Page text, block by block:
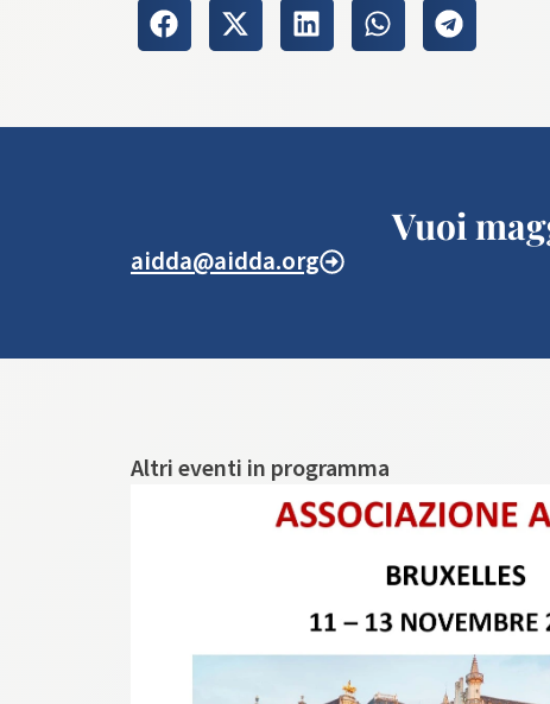
Vuoi
aidda@aidda.org
Altri eventi in programma